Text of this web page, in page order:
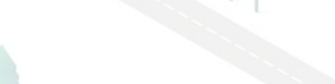
Mua trên Yahoo! Mua sắm →